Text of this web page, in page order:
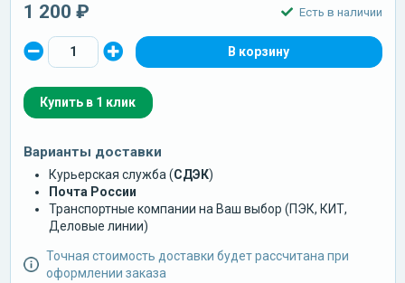
1 200 ₽ Есть в наличии
Купить в 1 клик
Варианты доставки
Курьерская служба (СДЭК)
Почта России
Транспортные компании на Ваш выбор (ПЭК, КИТ,
Деловые линии)
Точная стоимость доставки будет рассчитана при
оформлении заказа